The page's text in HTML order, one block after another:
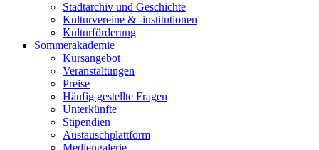
Stadtarchiv und Geschichte
Kulturvereine & -institutionen
Kulturförderung
Sommerakademie
Kursangebot
Veranstaltungen
Preise
Häufig gestellte Fragen
Unterkünfte
Stipendien
Austauschplattform
Mediengalerie